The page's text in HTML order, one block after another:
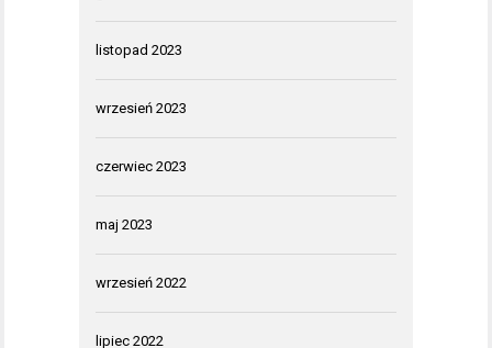
listopad 2023
wrzesień 2023
czerwiec 2023
maj 2023
wrzesień 2022
lipiec 2022